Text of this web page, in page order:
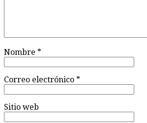
Nombre *
Correo electrónico *
Sitio web